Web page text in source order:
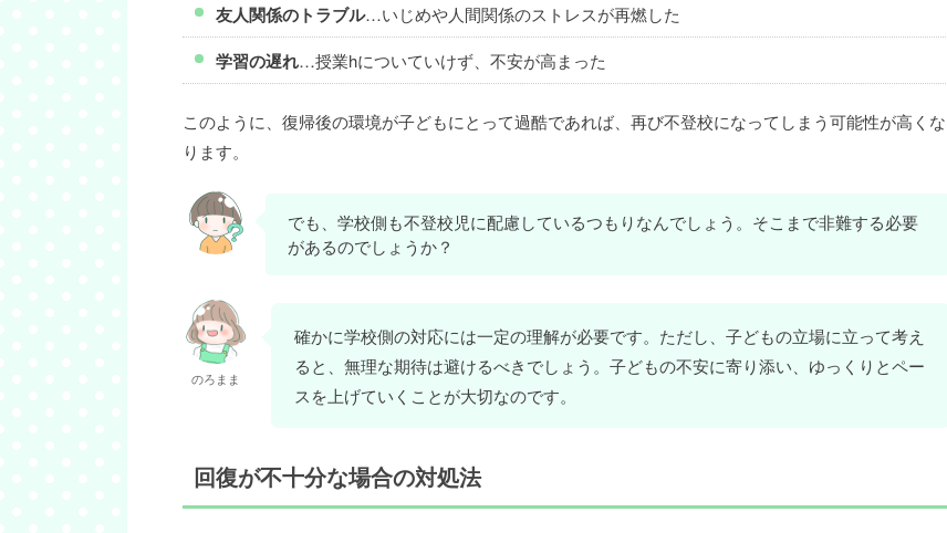
友人関係のトラブル…いじめや人間関係のストレスが再燃した
学習の遅れ…授業hについていけず、不安が高まった
このように、復帰後の環境が子どもにとって過酷であれば、再び不登校になってしまう可能性が高くな
ります。
でも、学校側も不登校児に配慮しているつもりなんでしょう。そこまで非難する必要
があるのでしょうか？
のろまま
確かに学校側の対応には一定の理解が必要です。ただし、子どもの立場に立って考え
ると、無理な期待は避けるべきでしょう。子どもの不安に寄り添い、ゆっくりとペー
スを上げていくことが大切なのです。
回復が不十分な場合の対処法